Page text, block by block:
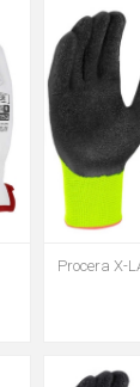
Procera X-